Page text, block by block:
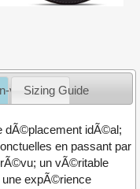
venteSizing Guide
dÃ©placement idÃ©al;
en passant par
un vÃ©ritable
expÃ©rience